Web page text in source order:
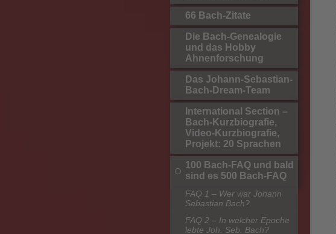
66 Bach-Zitate
Die Bach-Genealogie
und das Hobby
Ahnenforschung
Das Johann-Sebastian-
Bach-Dream-Team
International Section –
Bach-Kurzbiografie,
Video-Kurzbiografie,
Projekt: 20 Sprachen
100 Bach-FAQ und bald
sind es 500 Bach-FAQ
FAQ 1 – Wer war Johann
Sebastian Bach?
FAQ 2 – In welcher Epoche
lebte Joh. Seb. Bach?